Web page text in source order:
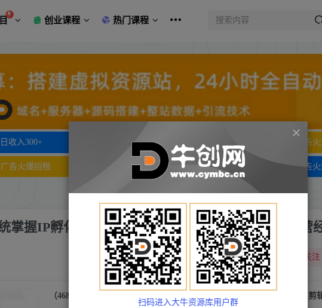
创业课程 热门课程
收入300+ 文字广告火爆招租 文字广告
告火爆招租 文字广告火爆招租 文字广告
掌握IP孵化全流程，也能学到选题，剪辑，账号运营
关注
扫码进入大牛资源库用户群